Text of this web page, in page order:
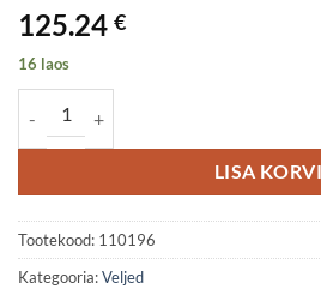
125.24 €
16 laos
LISA KORVI
Tootekood: 110196
Kategooria:Veljed